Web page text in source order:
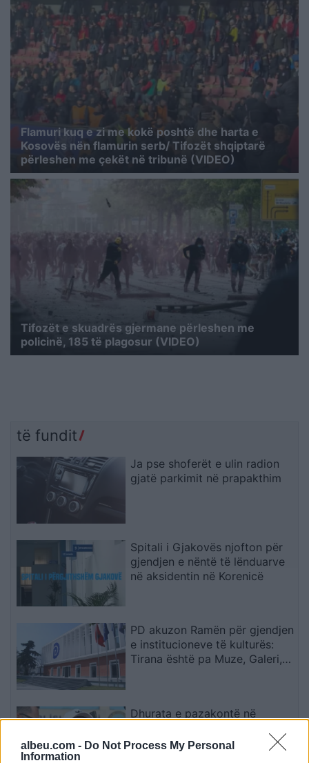
albeu.com - Do Not Process My Personal
Information
Flamuri kuq e zi me kokë poshtë dhe harta e
Kosovës nën flamurin serb/ Tifozët shqiptarë
përleshen me çekët në tribunë (VIDEO)
Tifozët e skuadrës gjermane përleshen me
policinë, 185 të plagosur (VIDEO)
të fundit
Ja pse shoferët e ulin radion
gjatë parkimit në prapakthim
Spitali i Gjakovës njofton për
gjendjen e nëntë të lënduarve
në aksidentin në Korenicë
PD akuzon Ramën për gjendjen
e institucioneve të kulturës:
Tirana është pa Muze, Galeri,
Dhurata e pazakontë në
komunës i ofron një copë tokë